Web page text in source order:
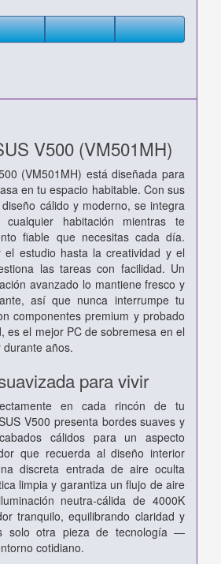
V500 (VM501MH)
(VM501MH) está diseñada para
en tu espacio habitable. Con sus
cálido y moderno, se integra
cualquier habitación mientras te
fiable que necesitas cada día.
el estudio hasta la creatividad y el
las tareas con facilidad. Un
avanzado lo mantiene fresco y
así que nunca interrumpe tu
componentes premium y probado
es el mejor PC de sobremesa en el
años.
para vivir
en cada rincón de tu
V500 presenta bordes suaves y
cálidos para un aspecto
que recuerda al diseño interior
discreta entrada de aire oculta
limpia y garantiza un flujo de aire
neutra-cálida de 4000K
tranquilo, equilibrando claridad y
solo otra pieza de tecnología —
cotidiano.